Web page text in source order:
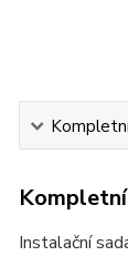
Instalační